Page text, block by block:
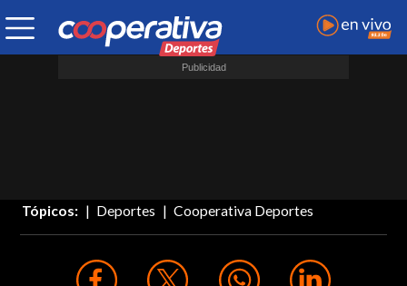
Tópicos: Deportes Cooperativa Deportes